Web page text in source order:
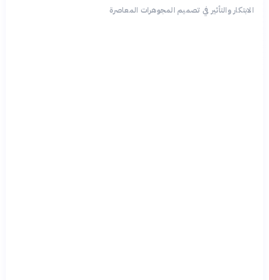
الابتكار والتأثير في تصميم المجوهرات المعاصرة